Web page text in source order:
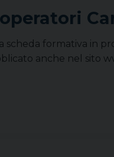
scheda formativa in
anche nel sito